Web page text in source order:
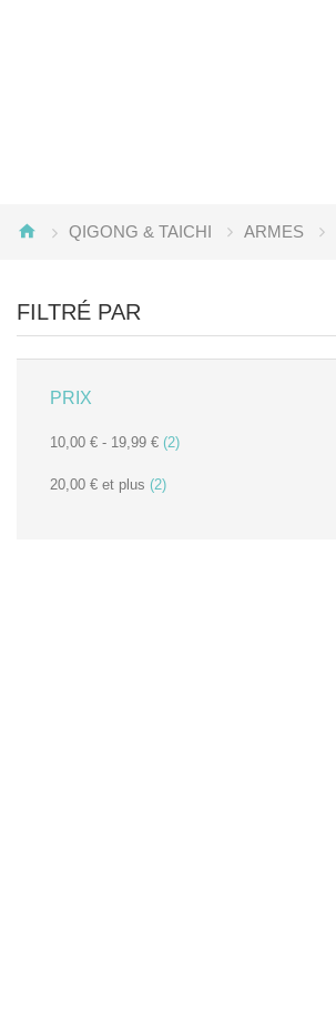
QIGONG & TAICHI ARMES
FILTRÉ PAR
PRIX
10,00 € - 19,99 € (2)
20,00 € et plus (2)